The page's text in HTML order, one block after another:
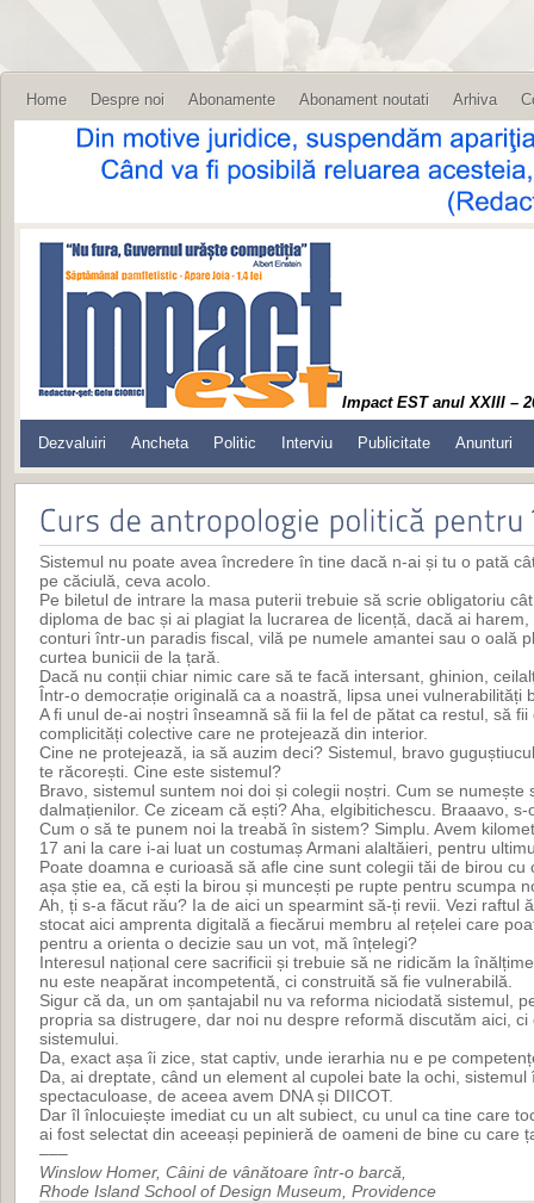
Home Despre noi Abonamente Abonament noutati Arhiva
Impact EST anul XXIII –
Dezvaluiri Ancheta Politic Interviu Publicitate Anunturi
Sistemul nu poate avea încredere în tine dacă n-ai și tu o pată
pe căciulă, ceva acolo.
Pe biletul de intrare la masa puterii trebuie să scrie obligatoriu
diploma de bac și ai plagiat la lucrarea de licență, dacă ai harem,
conturi într-un paradis fiscal, vilă pe numele amantei sau o oală
curtea bunicii de la țară.
Dacă nu conții chiar nimic care să te facă intersant, ghinion,
Într-o democrație originală ca a noastră, lipsa unei vulnerabilități
A fi unul de-ai noștri înseamnă să fii la fel de pătat ca restul, să
complicități colective care ne protejează din interior.
Cine ne protejează, ia să auzim deci? Sistemul, bravo
te răcorești. Cine este sistemul?
Bravo, sistemul suntem noi doi și colegii noștri. Cum se numește
dalmațienilor. Ce ziceam că ești? Aha, elgibitichescu. Braaavo, s-
Cum o să te punem noi la treabă în sistem? Simplu. Avem
17 ani la care i-ai luat un costumaș Armani alaltăieri, pentru
Poate doamna e curioasă să afle cine sunt colegii tăi de birou
așa știe ea, că ești la birou și muncești pe rupte pentru scumpa
Ah, ți s-a făcut rău? Ia de aici un spearmint să-ți revii. Vezi raftul
stocat aici amprenta digitală a fiecărui membru al rețelei care
pentru a orienta o decizie sau un vot, mă înțelegi?
Interesul național cere sacrificii și trebuie să ne ridicăm la
nu este neapărat incompetentă, ci construită să fie vulnerabilă.
Sigur că da, un om șantajabil nu va reforma niciodată sistemul,
propria sa distrugere, dar noi nu despre reformă discutăm aici,
sistemului.
Da, exact așa îi zice, stat captiv, unde ierarhia nu e pe
Da, ai dreptate, când un element al cupolei bate la ochi,
spectaculoase, de aceea avem DNA și DIICOT.
Dar îl înlocuiește imediat cu un alt subiect, cu unul ca tine care
ai fost selectat din aceeași pepinieră de oameni de bine cu care
–––
Winslow Homer, Câini de vânătoare într-o barcă,
Rhode Island School of Design Museum, Providence